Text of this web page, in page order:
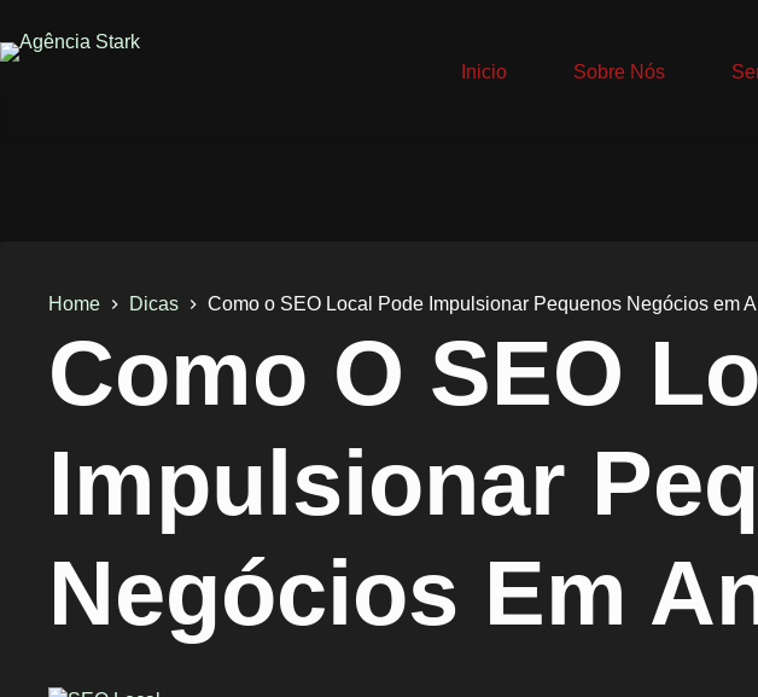
Inicio Sobre Nós
Home Dicas Como o SEO Local Pode Impulsionar Pequenos Negócios em
Como O SEO
Impulsionar
Negócios Em